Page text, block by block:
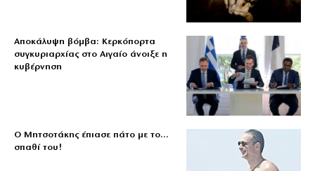
Αποκάλυψη βόμβα: Κερκόπορτα
συγκυριαρχίας στο Αιγαίο άνοιξε η
κυβέρνηση
Ο Μητσοτάκης έπιασε πάτο με το…
σπαθί του!